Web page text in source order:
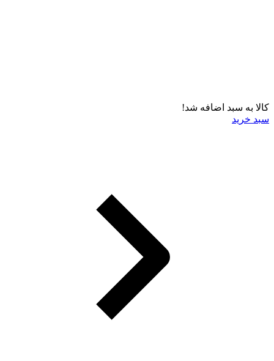
کالا به سبد اضافه شد!
سبد خرید